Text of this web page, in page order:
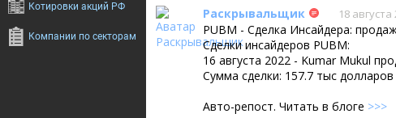
Раскрывальщик 18 августа
PUBM - Сделка Инсайдера:
Сделки инсайдеров PUBM:
16 августа 2022 - Kumar Mukul
Сумма сделки: 157.7 тыс долларов
Авто-репост. Читать в блоге >>>
Котировки акций РФ
Компании по секторам